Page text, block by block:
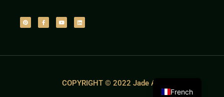
COPYRIGHT © 2022 Jade Ant
French